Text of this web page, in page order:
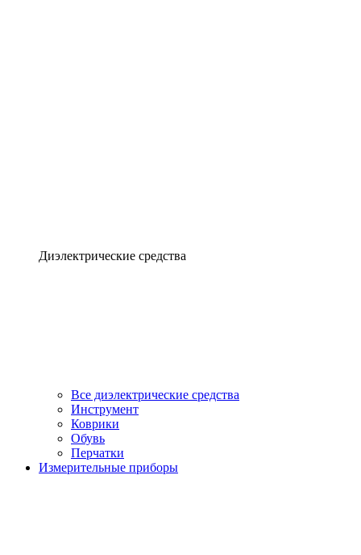
Диэлектрические средства
Все диэлектрические средства
Инструмент
Коврики
Обувь
Перчатки
Измерительные приборы